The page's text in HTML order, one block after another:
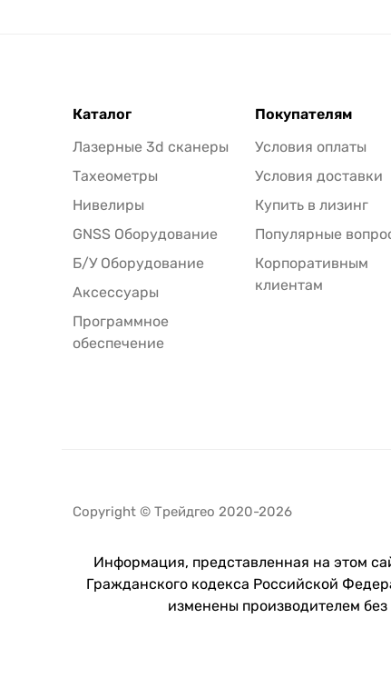
Каталог
Лазерные 3d сканеры
Тахеометры
Нивелиры
GNSS Оборудование
Б/У Оборудование
Аксессуары
Программное
обеспечение
Покупателям
Условия оплаты
Условия доставки
Купить в лизинг
Популярные
Корпоративным
клиентам
Copyright © Трейдгео 2020-2026
Информация, представленная на этом
Гражданского кодекса Российской
изменены производителем